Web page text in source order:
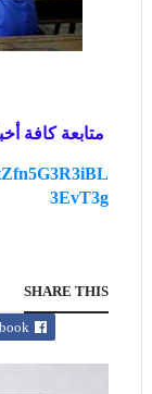
متابعة كافة
3EvT3g
SHARE THIS
Facebook